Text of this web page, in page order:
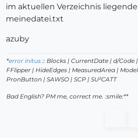
im aktuellen Verzeichnis
meinedatei.txt
azuby
*error initus :: Blocks | CurrentDate | d/Code
FFlipper | HideEdges | MeasuredArea |
PronButton | SAWSO | SCP | SU²CATT
Bad English? PM me, correct me. :smile:**